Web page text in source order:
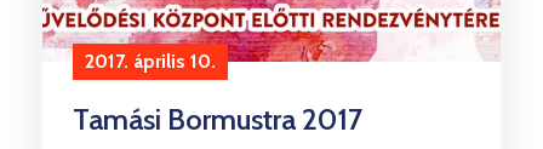
2017. április 10.
Tamási Bormustra 2017